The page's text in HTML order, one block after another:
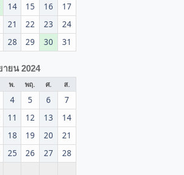
14 15 16
17
21 22 23
24
28 29 30 31
ายน 2024
พ. พฤ. ศ. ส.
4 5 6
7
11 12 13
14
18 19 20
21
25 26 27
28